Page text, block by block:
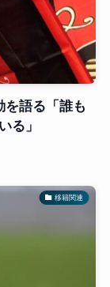
を語る「誰も
る」
移籍関連